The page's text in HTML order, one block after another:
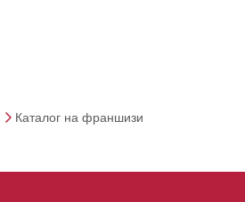
Каталог на франшизи